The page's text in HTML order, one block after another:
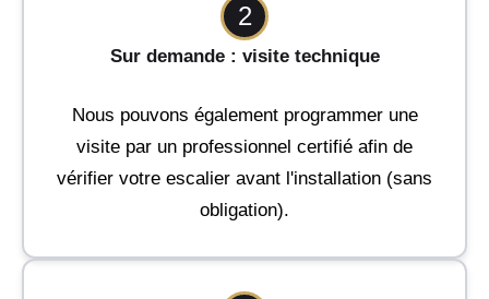
2
Sur demande : visite technique
Nous pouvons également programmer une
visite par un professionnel certifié afin de
vérifier votre escalier avant l'installation (sans
obligation).